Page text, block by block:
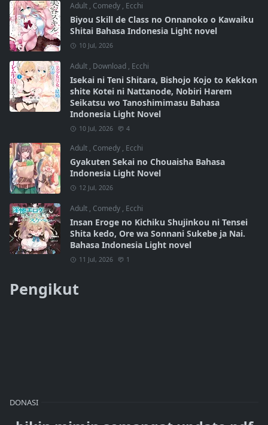
Adult , Comedy , Ecchi
Biyou Skill de Class no Onnanoko o Kawaiku
Shitai Bahasa Indonesia Light novel
10 Jul, 2026
Adult , Download , Ecchi
Isekai ni Teni Shitara, Bishojo Kojo to Kekkon
shite Kotei ni Nattanode, Nobiri Harem
Seikatsu wo Tanoshimimasu Bahasa
Indonesia Light Novel
10 Jul, 2026 4
Adult , Comedy , Ecchi
Gyakuten Sekai no Chouaisha Bahasa
Indonesia Light Novel
12 Jul, 2026
Adult , Comedy , Ecchi
Insan Eroge no Kichiku Shujinkou ni Tensei
Shita kedo, Ore wa Sonnani Sukebe ja Nai.
Bahasa Indonesia Light novel
11 Jul, 2026 1
Pengikut
DONASI